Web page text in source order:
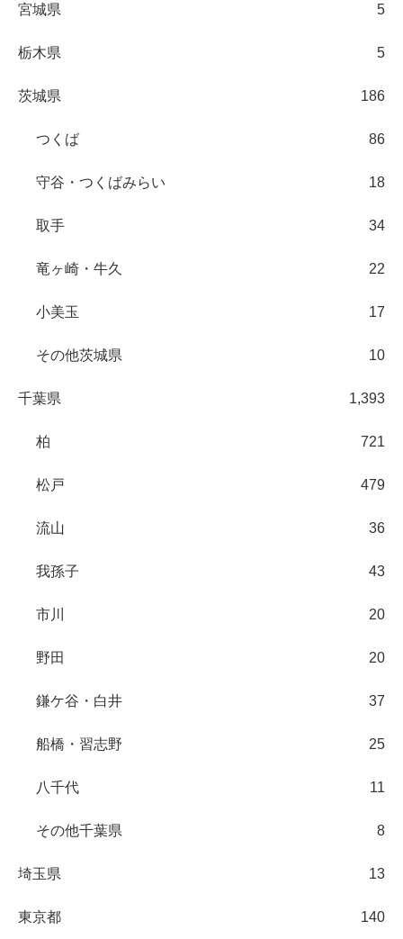
宮城県 5
栃木県 5
茨城県 186
つくば 86
守谷・つくばみらい 18
取手 34
竜ヶ崎・牛久 22
小美玉 17
その他茨城県 10
千葉県 1,393
柏 721
松戸 479
流山 36
我孫子 43
市川 20
野田 20
鎌ケ谷・白井 37
船橋・習志野 25
八千代 11
その他千葉県 8
埼玉県 13
東京都 140